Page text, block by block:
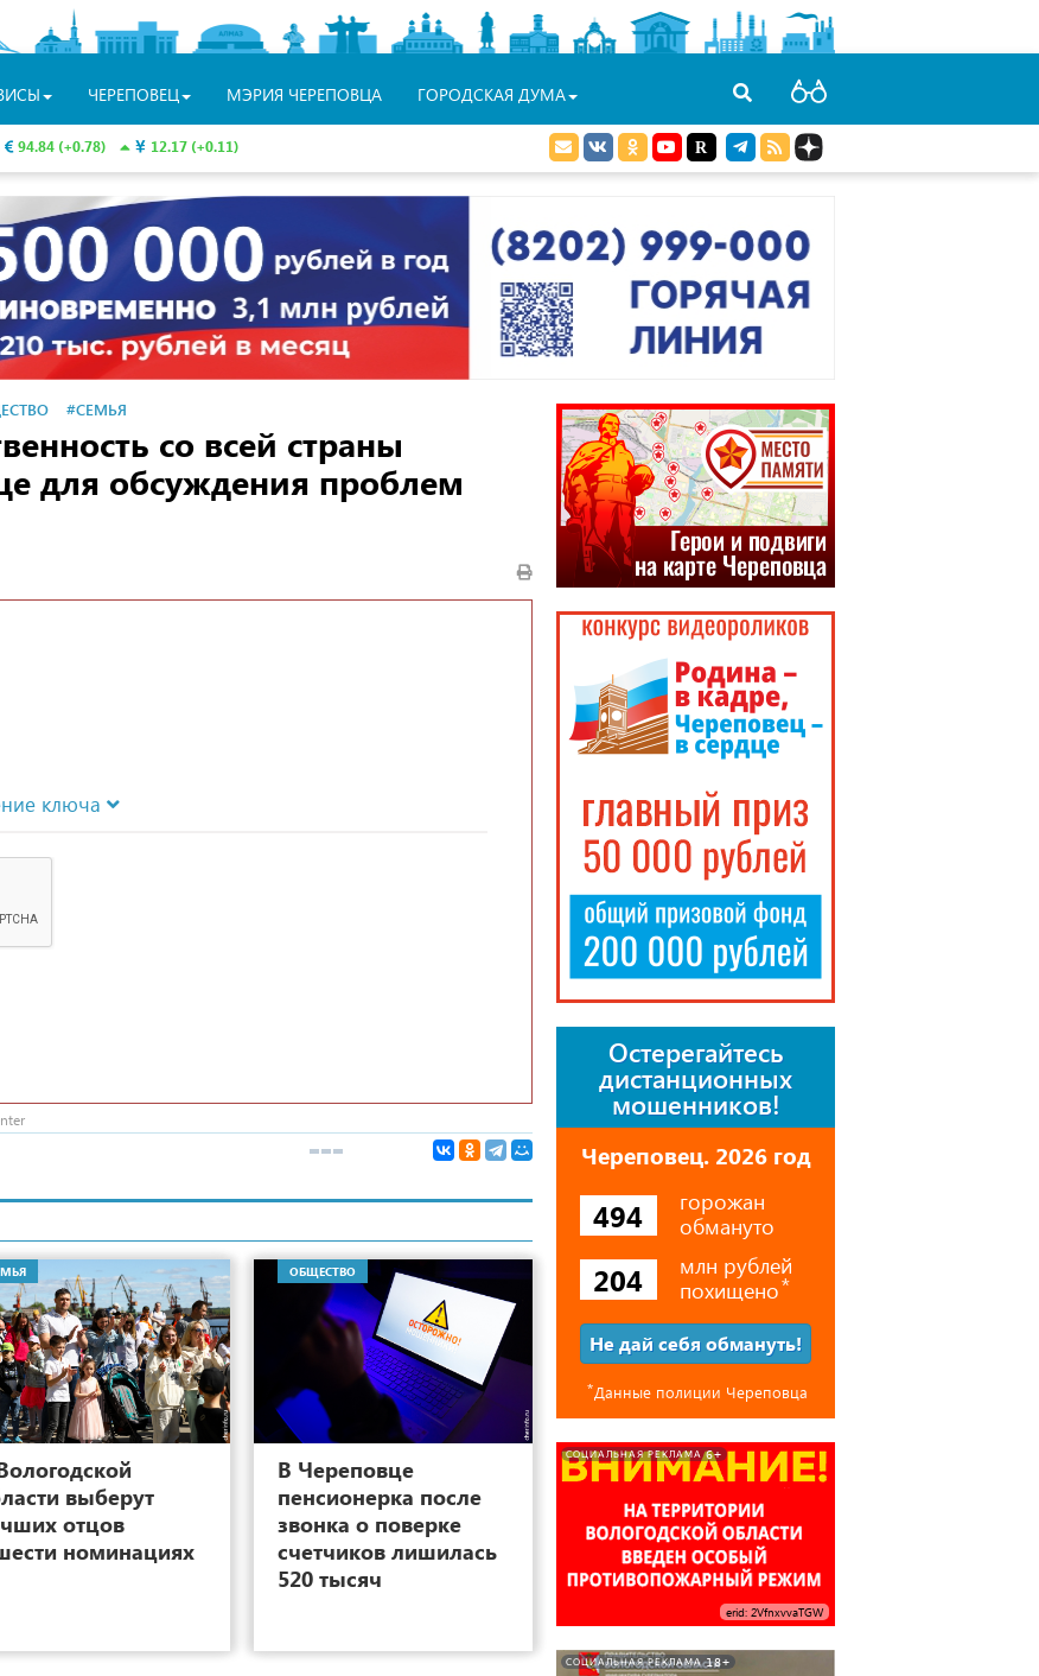
ЧЕРЕПОВЕЦ МЭРИЯ ЧЕРЕПОВЦА ГОРОДСКАЯ ДУМА
94.84 (+0.78) 12.17 (+0.11)
#СЕМЬЯ
со всей страны
для обсуждения проблем
ключа
выберут
отцов
номинациях
ОБЩЕСТВО
В Череповце
пенсионерка после
звонка о поверке
счетчиков лишилась
520 тысяч
Остерегайтесь
дистанционных
мошенников!
Череповец. 2026 год
494
горожан
обмануто
204
млн рублей
похищено⃰
Не дай себя обмануть!
⃰Данные полиции Череповца
СОЦИАЛЬНАЯ РЕКЛАМА 6+
erid: 2VfnxvvaTGW
СОЦИАЛЬНАЯ РЕКЛАМА 18+